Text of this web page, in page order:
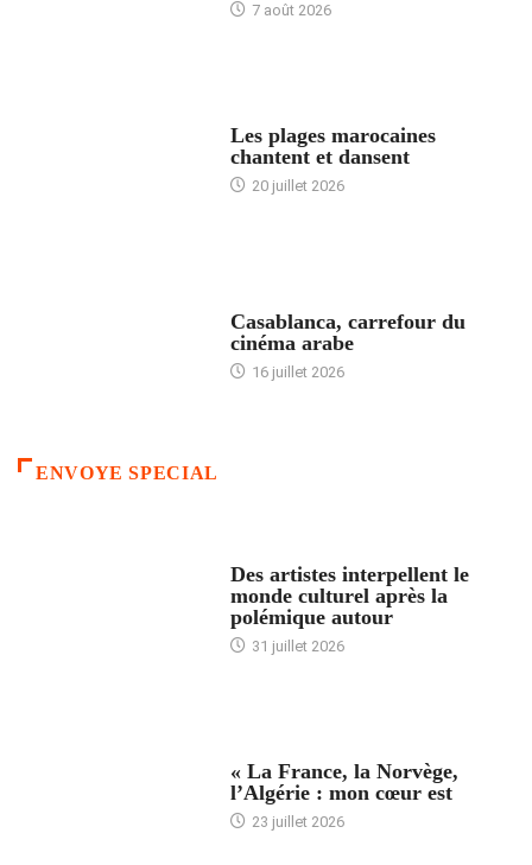
7 août 2026
Les plages marocaines
chantent et dansent
20 juillet 2026
Casablanca, carrefour du
cinéma arabe
16 juillet 2026
ENVOYE SPECIAL
Des artistes interpellent le
monde culturel après la
polémique autour
31 juillet 2026
« La France, la Norvège,
l’Algérie : mon cœur est
23 juillet 2026